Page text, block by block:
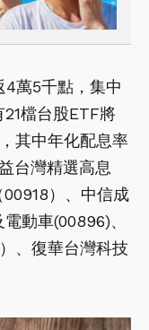
4萬5千點，集中
檔台股ETF將
其中年化配息率
台灣精選高息
00918）、中信成
動車(00896)、
、復華台灣科技